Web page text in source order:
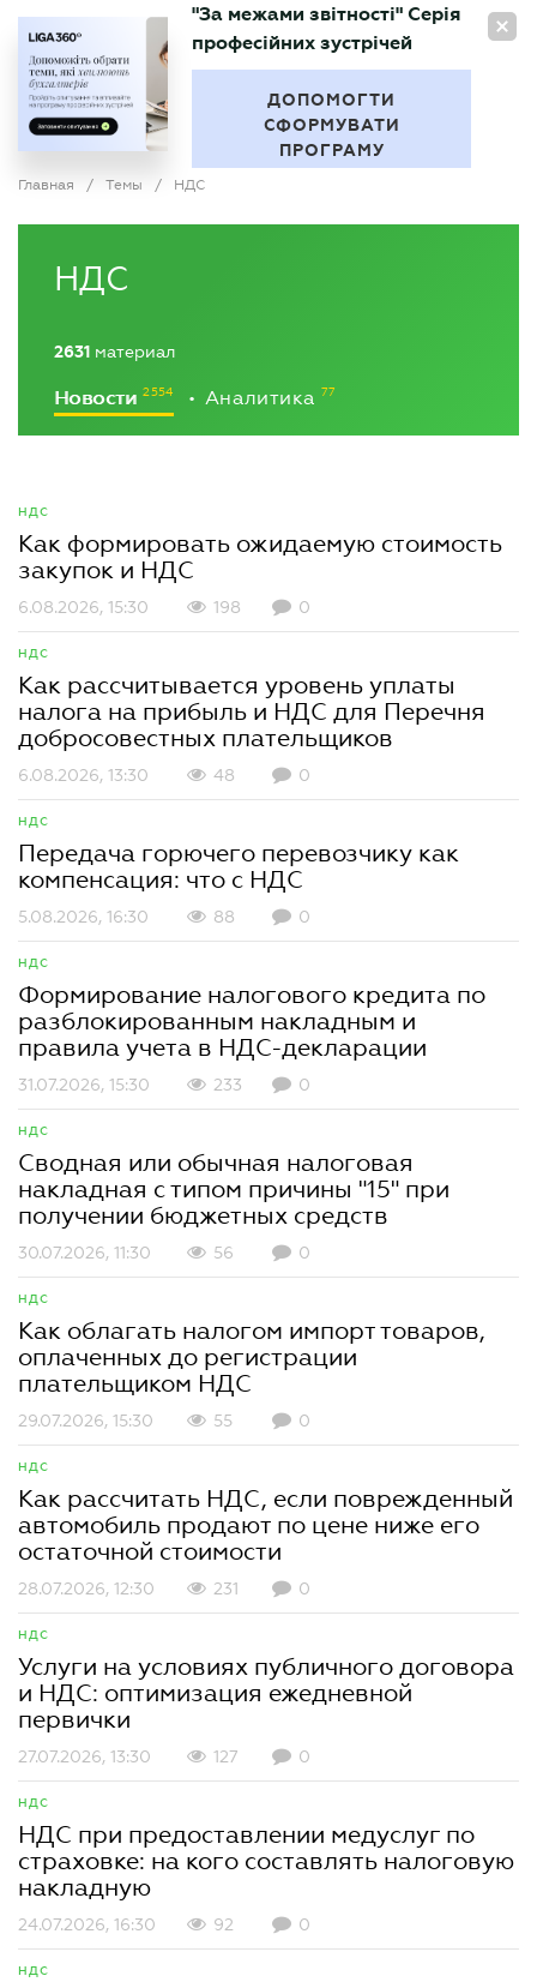
RU
БУХГАЛТЕР
"За межами звітності" Серія
професійних зустрічей
ДОПОМОГТИ
СФОРМУВАТИ
ПРОГРАМУ
Главная / Темы / НДС
НДС
2631 материал
Новости • Аналитика
НДС
Как формировать ожидаемую стоимость
закупок и НДС
6.08.2026, 15:30 198 0
НДС
Как рассчитывается уровень уплаты
налога на прибыль и НДС для Перечня
добросовестных плательщиков
6.08.2026, 13:30 48 0
НДС
Передача горючего перевозчику как
компенсация: что с НДС
5.08.2026, 16:30 88 0
НДС
Формирование налогового кредита по
разблокированным накладным и
правила учета в НДС-декларации
31.07.2026, 15:30 233 0
НДС
Сводная или обычная налоговая
накладная с типом причины "15" при
получении бюджетных средств
30.07.2026, 11:30 56 0
НДС
Как облагать налогом импорт товаров,
оплаченных до регистрации
плательщиком НДС
29.07.2026, 15:30 55 0
НДС
Как рассчитать НДС, если поврежденный
автомобиль продают по цене ниже его
остаточной стоимости
28.07.2026, 12:30 231 0
НДС
Услуги на условиях публичного договора
и НДС: оптимизация ежедневной
первички
27.07.2026, 13:30 127 0
НДС
НДС при предоставлении медуслуг по
страховке: на кого составлять налоговую
накладную
24.07.2026, 16:30 92 0
НДС